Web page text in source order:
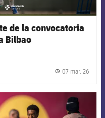
de la convocatoria
Bilbao
07 mar. 26
Barcelona badge